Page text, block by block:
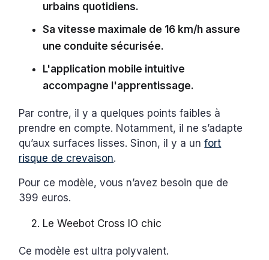
urbains quotidiens.
Sa vitesse maximale de 16 km/h assure
une conduite sécurisée.
L'application mobile intuitive
accompagne l'apprentissage.
Par contre, il y a quelques points faibles à
prendre en compte. Notamment, il ne s’adapte
qu’aux surfaces lisses. Sinon, il y a unfort
risque de crevaison.
Pour ce modèle, vous n’avez besoin que de
399 euros.
Le Weebot Cross IO chic
Ce modèle est ultra polyvalent.